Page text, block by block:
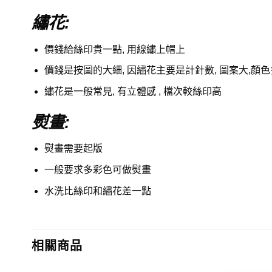
繡花:
價錢給絲印貴一點, 用線繡上帽上
價錢是按圖的大細, 因繡花主要是計針數, 圖案大,顏
繡花是一般常見, 有立體感 , 檔次較絲印高
熨畫:
熨畫需要起版
一般要求多彩色可做熨畫
水洗比絲印和繡花差一點
相關商品